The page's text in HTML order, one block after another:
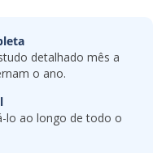
detalhado mês a
o ano.
lo ao longo de todo o